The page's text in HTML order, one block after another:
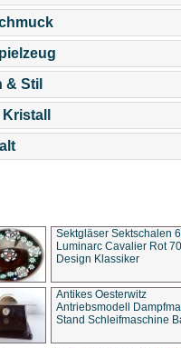
& Stil
Sektgläser Sektschalen
Luminarc Cavalier Rot
Design Klassiker
Antikes Oesterwitz
Antriebsmodell
Stand Schleifmaschine